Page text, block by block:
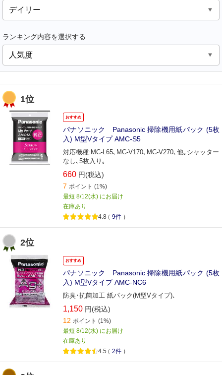
ランキング内容を選択する
1位
おすすめ
パナソニック Panasonic 掃除機用紙パック (5枚
入) M型Vタイプ AMC-S5
対応機種:MC-L65､MC-V170､MC-V270､他｡シャッター
なし､5枚入り｡
660 円(税込)
7 ポイント (1%)
最短 8/12(水) にお届け
在庫あり
4.8（9件 ）
2位
おすすめ
パナソニック Panasonic 掃除機用紙パック (5枚
入) M型Vタイプ AMC-NC6
防臭･抗菌加工 紙パック(M型Vタイプ)､
1,150 円(税込)
12 ポイント (1%)
最短 8/12(水) にお届け
在庫あり
4.5（2件 ）